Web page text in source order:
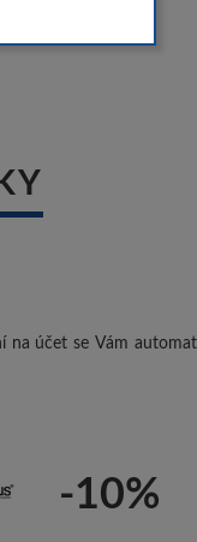
účet se Vám
-10%